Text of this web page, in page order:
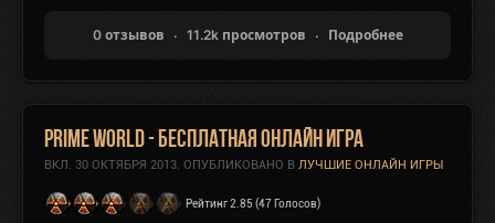
0 отзывов 11.2k просмотров Подробнее
Prime World - Бесплатная онлайн игра
ВКЛ. 30 ОКТЯБРЯ 2013. ОПУБЛИКОВАНО В ЛУЧШИЕ ОНЛАЙН ИГРЫ
Рейтинг 2.85 (47 Голосов)